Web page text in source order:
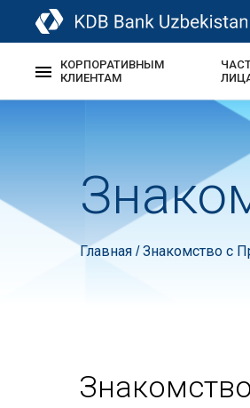
КОРПОРАТИВНЫМ
КЛИЕНТАМ
Главная /Знакомство с